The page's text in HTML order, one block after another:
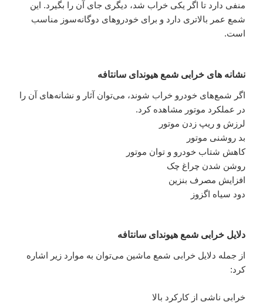
منفی دارد تا اگر یکی خراب شد، دیگری جای آن را بگیرد. این
شمع عمر بالاتری دارد و برای خودروهای دوگانه‌سوز مناسب
است.
نشانه های خرابی شمع هیوندای سانتافه
اگر شمع‌های خودرو خراب شوند، می‌توان آثار و نشانه‌های آن را
در عملکرد موتور مشاهده کرد.
لرزش و ریپ زدن موتور
بد روشنی موتور
کاهش شتاب خودرو و توان موتور
روشن شدن چراغ چک
افزایش مصرف بنزین
دود سیاه اگزوز
دلایل خرابی شمع هیوندای سانتافه
از جمله دلایل خرابی شمع ماشین می‌توان به موارد زیر اشاره
کرد:
خرابی ناشی از کارکرد بالا